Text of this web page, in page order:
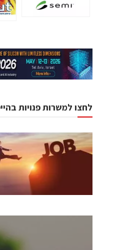
לחצו למשרות פנויות